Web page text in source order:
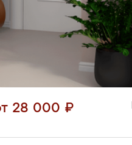
28 000 ₽